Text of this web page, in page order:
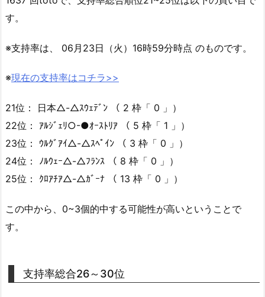
す。
※支持率は、 06月23日（火）16時59分時点 のものです。
※現在の支持率はコチラ>>
21位： 日本△-△ｽｳｪﾃﾞﾝ （ 2 枠「 0 」）
22位： ｱﾙｼﾞｪﾘ○-●ｵｰｽﾄﾘｱ （ 5 枠「 1 」）
23位： ｳﾙｸﾞｱｲ△-△ｽﾍﾟｲﾝ （ 3 枠「 0 」）
24位： ﾉﾙｳｪｰ△-△ﾌﾗﾝｽ （ 8 枠「 0 」）
25位： ｸﾛｱﾁｱ△-△ｶﾞｰﾅ （ 13 枠「 0 」）
この中から、0~3個的中する可能性が高いということで
す。
支持率総合26～30位